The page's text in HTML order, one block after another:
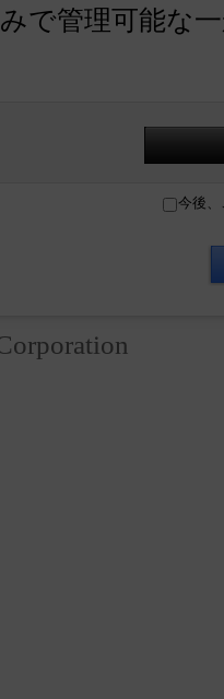
で管理可能な
今後、